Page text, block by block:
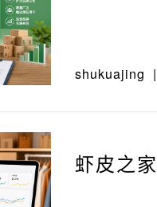
shukuajing |
虾皮之